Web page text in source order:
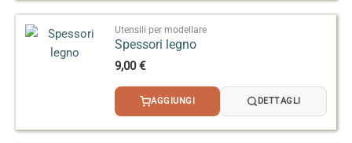
Utensili per modellare
Spessori legno
9,00€
AGGIUNGI DETTAGLI